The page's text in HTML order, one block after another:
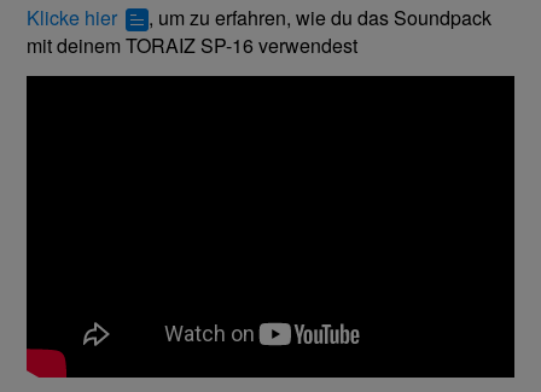
Klicke hier
, um zu erfahren, wie du das Soundpack
mit deinem TORAIZ SP-16 verwendest